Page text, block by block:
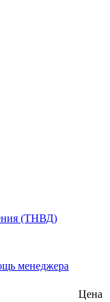
(ТНВД)
менеджера
Цена